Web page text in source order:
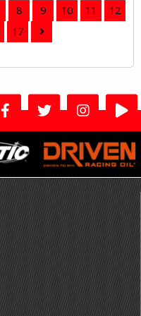
8 9 10 11
12
17